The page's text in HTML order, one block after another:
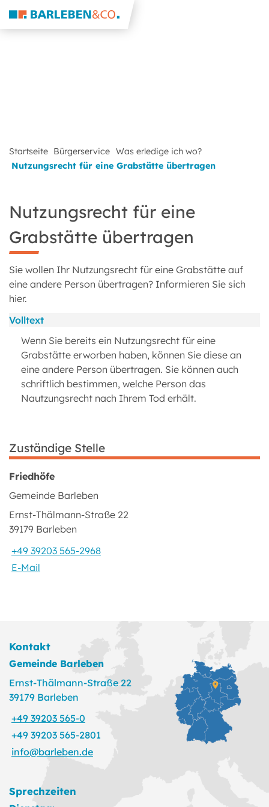
Startseite Bürgerservice Was erledige ich wo?
Nutzungsrecht für eine Grabstätte übertragen
Nutzungsrecht für eine
Grabstätte übertragen
Sie wollen Ihr Nutzungsrecht für eine Grabstätte auf
eine andere Person übertragen? Informieren Sie sich
hier.
Volltext
Wenn Sie bereits ein Nutzungsrecht für eine
Grabstätte erworben haben, können Sie diese an
eine andere Person übertragen. Sie können auch
schriftlich bestimmen, welche Person das
Nautzungsrecht nach Ihrem Tod erhält.
Zuständige Stelle
Friedhöfe
Gemeinde Barleben
Ernst-Thälmann-Straße 22
39179 Barleben
+49 39203 565-2968
E-Mail
Kontakt
Gemeinde Barleben
Ernst-Thälmann-Straße 22
39179 Barleben
+49 39203 565-0
+49 39203 565-2801
info@barleben.de
Sprechzeiten